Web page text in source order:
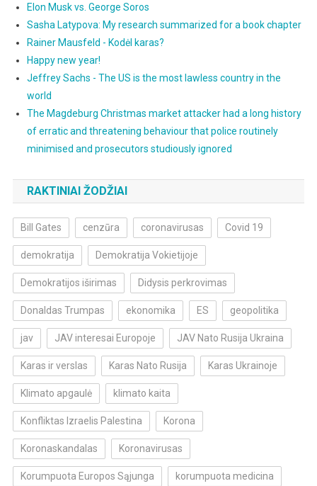
Elon Musk vs. George Soros
Sasha Latypova: My research summarized for a book chapter
Rainer Mausfeld - Kodėl karas?
Happy new year!
Jeffrey Sachs - The US is the most lawless country in the
world
The Magdeburg Christmas market attacker had a long history
of erratic and threatening behaviour that police routinely
minimised and prosecutors studiously ignored
RAKTINIAI ŽODŽIAI
Bill Gates cenzūra coronavirusas Covid 19
demokratija Demokratija Vokietijoje
Demokratijos iširimas Didysis perkrovimas
Donaldas Trumpas ekonomika ES geopolitika
jav JAV interesai Europoje JAV Nato Rusija Ukraina
Karas ir verslas Karas Nato Rusija Karas Ukrainoje
Klimato apgaulė klimato kaita
Konfliktas Izraelis Palestina Korona
Koronaskandalas Koronavirusas
Korumpuota Europos Sąjunga korumpuota medicina